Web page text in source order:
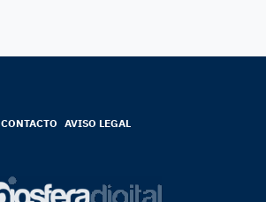
CONTACTO AVISO LEGAL